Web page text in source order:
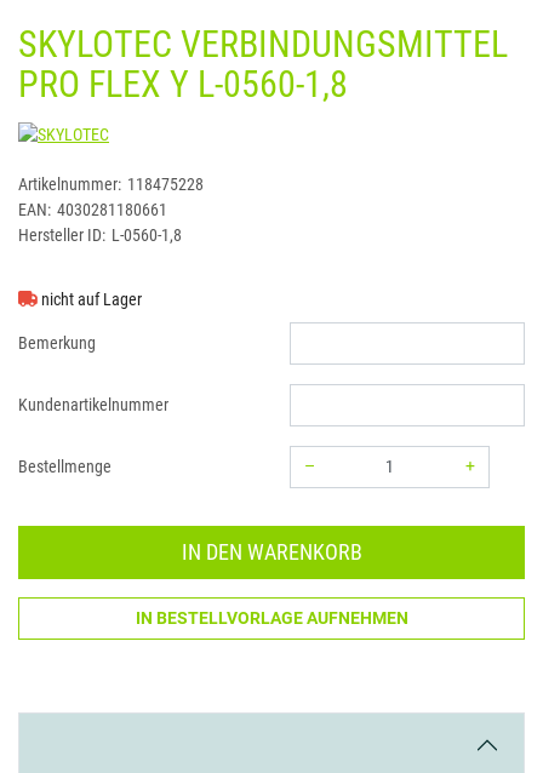
SKYLOTEC VERBINDUNGSMITTEL
PRO FLEX Y L-0560-1,8
SKYLOTEC
Artikelnummer: 118475228
EAN: 4030281180661
Hersteller ID: L-0560-1,8
nicht auf Lager
Bemerkung
Kundenartikelnummer
Bestellmenge –
+
IN DEN WARENKORB
IN BESTELLVORLAGE AUFNEHMEN